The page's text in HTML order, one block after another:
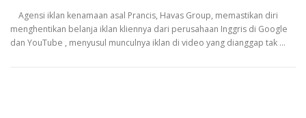
Agensi iklan kenamaan asal Prancis, Havas Group, memastikan diri
menghentikan belanja iklan kliennya dari perusahaan Inggris di Google
dan YouTube , menyusul munculnya iklan di video yang dianggap tak …